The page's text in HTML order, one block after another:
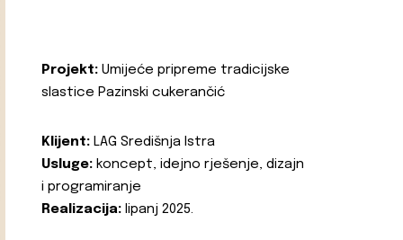
Projekt: Umijeće pripreme tradicijske
slastice Pazinski cukerančić
Klijent: LAG Središnja Istra
Usluge: koncept, idejno rješenje, dizajn
i programiranje
Realizacija: lipanj 2025.